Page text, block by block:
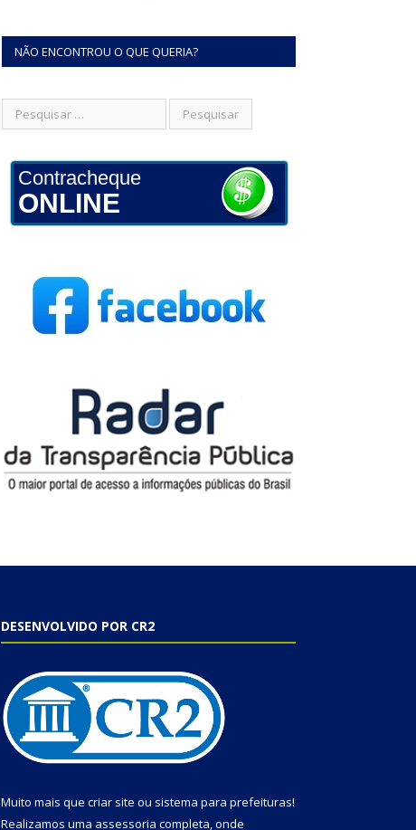
NÃO ENCONTROU O QUE QUERIA?
Contracheque
ONLINE
DESENVOLVIDO POR CR2
Muito mais que criar site ou sistema para prefeituras!
Realizamos uma assessoria completa, onde